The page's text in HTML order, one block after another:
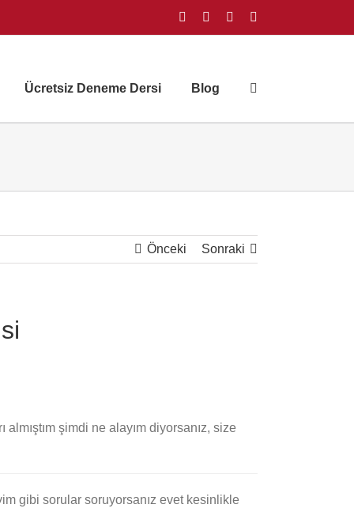
FacebookInstagram
Ücretsiz Deneme Dersi Blog
Önceki Sonraki
şimdi ne alayım diyorsanız, size
gibi sorular soruyorsanız evet kesinlikle